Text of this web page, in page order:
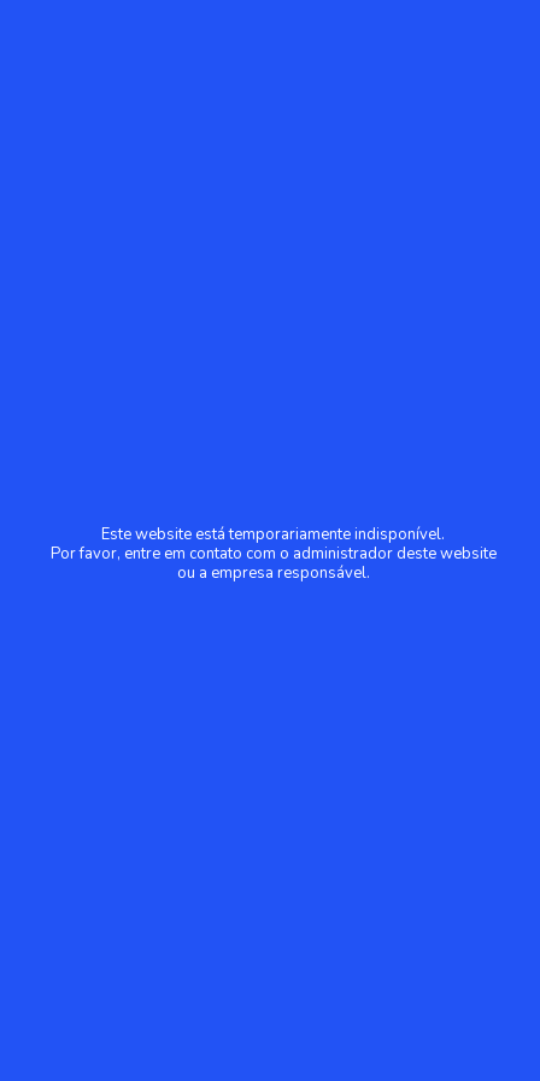
Este website está temporariamente indisponível.
Por favor, entre em contato com o administrador deste website
ou a empresa responsável.